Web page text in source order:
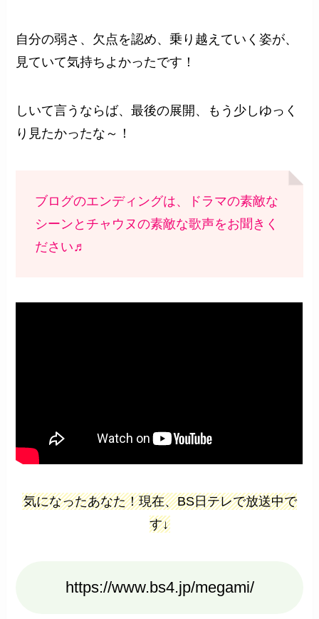
自分の弱さ、欠点を認め、乗り越えていく姿が、
見ていて気持ちよかったです！
しいて言うならば、最後の展開、もう少しゆっく
り見たかったな～！
ブログのエンディングは、ドラマの素敵な
シーンとチャウヌの素敵な歌声をお聞きく
ださい♬
気になったあなた！現在、BS日テレで放送中で
す↓
https://www.bs4.jp/megami/